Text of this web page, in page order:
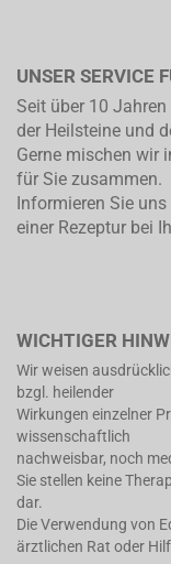
UNSER SERVICE
Seit über 10
der Heilsteine und
Gerne mischen wir
für Sie zusammen.
Informieren Sie
einer Rezeptur bei
WICHTIGER
Wir weisen
bzgl. heilender
Wirkungen einzelner
wissenschaftlich
nachweisbar, noch
Sie stellen keine
dar.
Die Verwendung von
ärztlichen Rat oder